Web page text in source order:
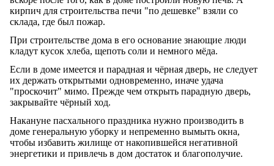
кирпич для строительства печи "по дешевке" взяли со
склада, где был пожар.
При строительстве дома в его основание знающие люди
кладут кусок хлеба, щепоть соли и немного мёда.
Если в доме имеется и парадная и чёрная дверь, не следует
их держать открытыми одновременно, иначе удача
"проскочит" мимо. Прежде чем открыть парадную дверь,
закрывайте чёрный ход.
Накануне пасхального праздника нужно производить в
доме генеральную уборку и непременно вымыть окна,
чтобы избавить жилище от накопившейся негативной
энергетики и привлечь в дом достаток и благополучие.